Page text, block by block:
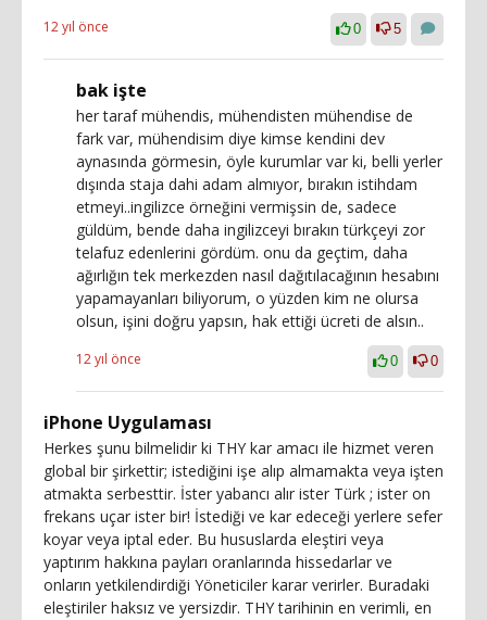
12 yıl önce 0 5
bak işte
her taraf mühendis, mühendisten mühendise de
fark var, mühendisim diye kimse kendini dev
aynasında görmesin, öyle kurumlar var ki, belli yerler
dışında staja dahi adam almıyor, bırakın istihdam
etmeyi..ingilizce örneğini vermişsin de, sadece
güldüm, bende daha ingilizceyi bırakın türkçeyi zor
telafuz edenlerini gördüm. onu da geçtim, daha
ağırlığın tek merkezden nasıl dağıtılacağının hesabını
yapamayanları biliyorum, o yüzden kim ne olursa
olsun, işini doğru yapsın, hak ettiği ücreti de alsın..
12 yıl önce 0 0
iPhone Uygulaması
Herkes şunu bilmelidir ki THY kar amacı ile hizmet veren
global bir şirkettir; istediğini işe alıp almamakta veya işten
atmakta serbesttir. İster yabancı alır ister Türk ; ister on
frekans uçar ister bir! İstediği ve kar edeceği yerlere sefer
koyar veya iptal eder. Bu hususlarda eleştiri veya
yaptırım hakkına payları oranlarında hissedarlar ve
onların yetkilendirdiği Yöneticiler karar verirler. Buradaki
eleştiriler haksız ve yersizdir. THY tarihinin en verimli, en